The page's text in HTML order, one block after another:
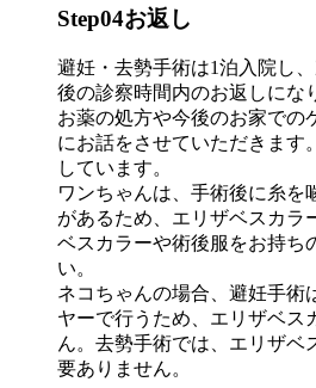
Step04お返し
避妊・去勢手術は1泊入院し
後の診察時間内のお返しにな
お薬の処方や今後のお家での
にお話をさせていただきます
しています。
ワンちゃんは、手術後に糸を
があるため、エリザベスカラ
ベスカラーや術後服をお持ち
い。
ネコちゃんの場合、避妊手術
ヤーで行うため、エリザベス
ん。去勢手術では、エリザベ
要ありません。